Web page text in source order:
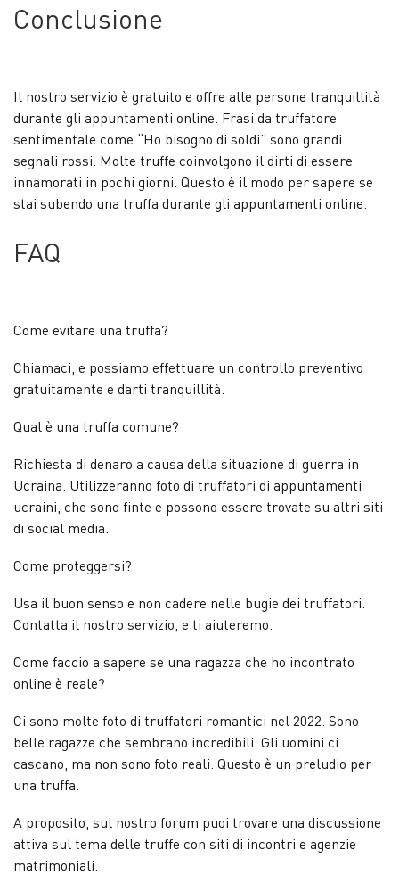
Conclusione
Il nostro servizio è gratuito e offre alle persone tranquillità
durante gli appuntamenti online. Frasi da truffatore
sentimentale come “Ho bisogno di soldi” sono grandi
segnali rossi. Molte truffe coinvolgono il dirti di essere
innamorati in pochi giorni. Questo è il modo per sapere se
stai subendo una truffa durante gli appuntamenti online.
FAQ
Come evitare una truffa?
Chiamaci, e possiamo effettuare un controllo preventivo
gratuitamente e darti tranquillità.
Qual è una truffa comune?
Richiesta di denaro a causa della situazione di guerra in
Ucraina. Utilizzeranno foto di truffatori di appuntamenti
ucraini, che sono finte e possono essere trovate su altri siti
di social media.
Come proteggersi?
Usa il buon senso e non cadere nelle bugie dei truffatori.
Contatta il nostro servizio, e ti aiuteremo.
Come faccio a sapere se una ragazza che ho incontrato
online è reale?
Ci sono molte foto di truffatori romantici nel 2022. Sono
belle ragazze che sembrano incredibili. Gli uomini ci
cascano, ma non sono foto reali. Questo è un preludio per
una truffa.
A proposito, sul nostro forum puoi trovare una discussione
attiva sul tema delle truffe con siti di incontri e agenzie
matrimoniali.